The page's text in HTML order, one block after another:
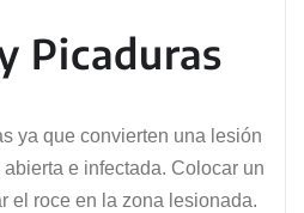
Picaduras
ya que convierten una lesión
e infectada. Colocar un
el roce en la zona lesionada.